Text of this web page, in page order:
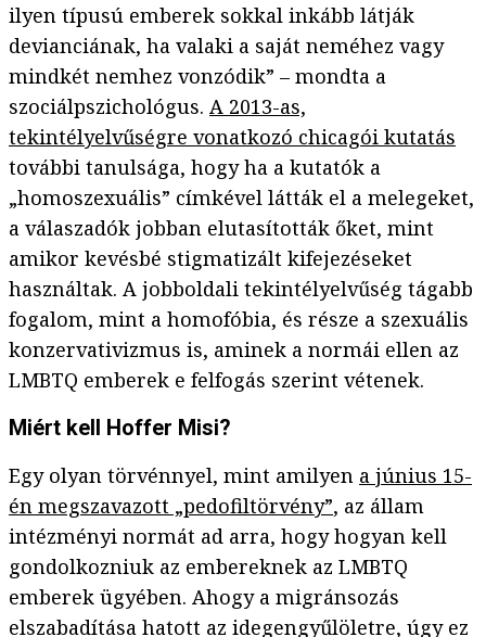
ilyen típusú emberek sokkal inkább látják
devianciának, ha valaki a saját neméhez vagy
mindkét nemhez vonzódik” – mondta a
szociálpszichológus. A 2013-as,
tekintélyelvűségre vonatkozó chicagói kutatás
további tanulsága, hogy ha a kutatók a
„homoszexuális” címkével látták el a melegeket,
a válaszadók jobban elutasították őket, mint
amikor kevésbé stigmatizált kifejezéseket
használtak. A jobboldali tekintélyelvűség tágabb
fogalom, mint a homofóbia, és része a szexuális
konzervativizmus is, aminek a normái ellen az
LMBTQ emberek e felfogás szerint vétenek.
Miért kell Hoffer Misi?
Egy olyan törvénnyel, mint amilyen a június 15-
én megszavazott „pedofiltörvény”, az állam
intézményi normát ad arra, hogy hogyan kell
gondolkozniuk az embereknek az LMBTQ
emberek ügyében. Ahogy a migránsozás
elszabadítása hatott az idegengyűlöletre, úgy ez